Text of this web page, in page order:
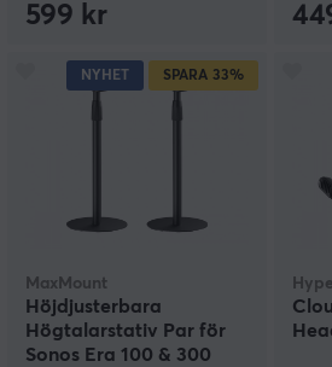
599 kr
NYHET SPARA 33%
MaxMount
Höjdjusterbara
Högtalarstativ Par för
Sonos Era 100 & 300